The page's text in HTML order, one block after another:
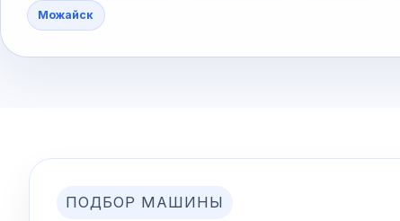
Можайск
ПОДБОР МАШИНЫ